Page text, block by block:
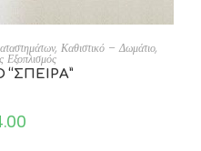
CART , Καθιστικό – Δωμάτιο,
Εξοπλισμός
“ΣΠΕΙΡΑ”